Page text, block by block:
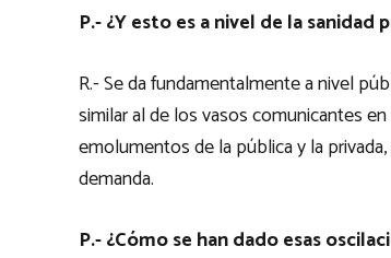
P.- ¿Y esto es a nivel de la
R.- Se da fundamentalmente a nivel
similar al de los vasos comunicantes
emolumentos de la pública y la
demanda.
P.- ¿Cómo se han dado esas